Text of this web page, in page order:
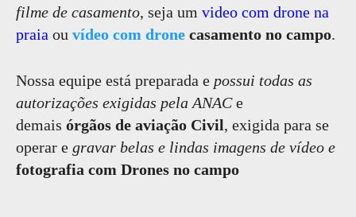
filme de casamento, seja um video com drone na
praia ou vídeo com drone casamento no campo.
Nossa equipe está preparada e possui todas as
autorizações exigidas pela ANACe
demais órgãos de aviação Civil, exigida para se
operar e gravar belas e lindas imagens de vídeo e
fotografia com Drones no campo